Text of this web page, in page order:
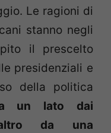
Le ragioni di
stanno negli
il prescelto
presidenziali e
della politica
un lato dai
da una